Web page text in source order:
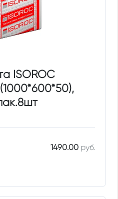
ISOROC
1490.00руб.